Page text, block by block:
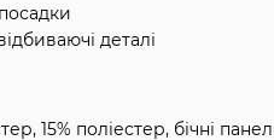
деталі
15% поліестер, бічні